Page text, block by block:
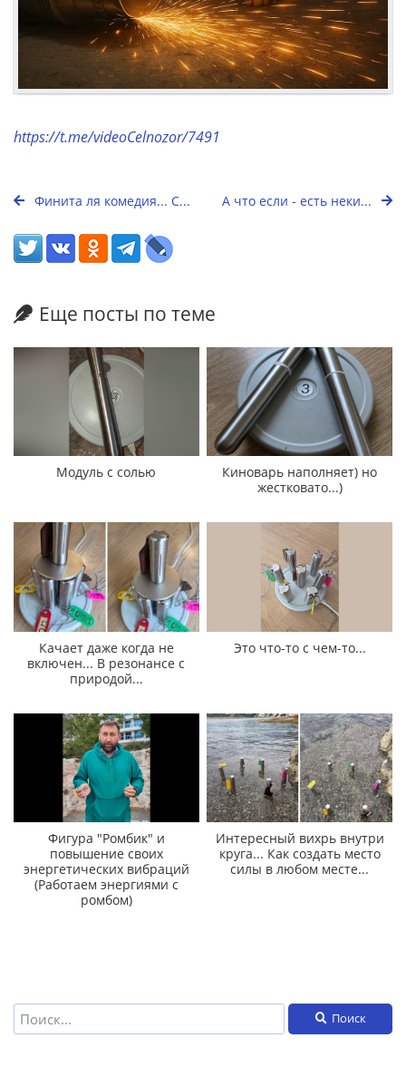
https://t.me/videoCelnozor/7491
Финита ля комедия... С... А что если - есть неки...
Еще посты по теме
Модуль с солью
Киноварь наполняет) но
жестковато...)
Качает даже когда не
включен... В резонансе с
природой...
Это что-то с чем-то...
Фигура "Ромбик" и
повышение своих
энергетических вибраций
(Работаем энергиями с
ромбом)
Интересный вихрь внутри
круга... Как создать место
силы в любом месте...
Поиск